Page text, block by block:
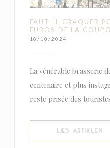
FAUT-IL CRAQUER
EUROS DE LA
18/10/2024
La vénérable brasserie
centenaire et plus
reste prisée des
LÆS ARTIKLEN